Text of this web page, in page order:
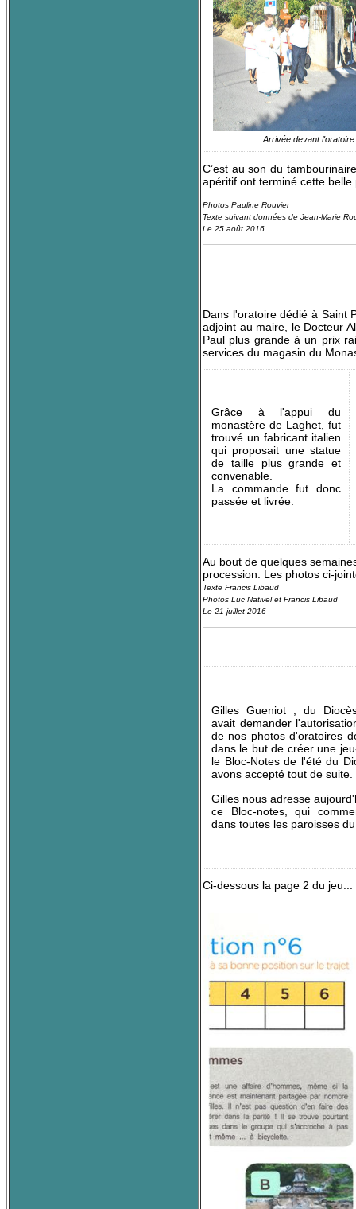
Arrivée devant l'oratoire
C’est au son du
apéritif ont terminé cette belle
Photos Pauline Rouvier
Texte suivant données de Jean-Marie
Le 25 août 2016.
Dans l'oratoire dédié à Saint
adjoint au maire, le Docteur
Paul plus grande à un prix
services du magasin du
Grâce à l'appui du
monastère de Laghet, fut
trouvé un fabricant italien
qui proposait une statue
de taille plus grande et
convenable.
La commande fut donc
passée et livrée.
Au bout de quelques
procession. Les photos ci-
Texte Francis Libaud
Photos Luc Nativel et Francis Libaud
Le 21 juillet 2016
Gilles Gueniot , du
avait demander
de nos photos d'oratoires
dans le but de créer une
le Bloc-Notes de l'été du
avons accepté tout de suite.
Gilles nous adresse
ce Bloc-notes, qui
dans toutes les paroisses
Ci-dessous la page 2 du jeu...